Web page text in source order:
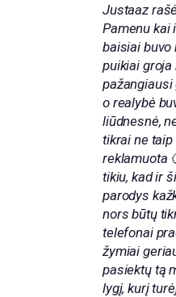
Justaaz
Pamenu kai
baisiai buvo
puikiai groja
pažangiausi
o realybė
liūdnesnė,
tikrai ne taip
reklamuota
tikiu, kad ir
parodys
nors būtų
telefonai
žymiai
pasiektų tą
lygį, kurį